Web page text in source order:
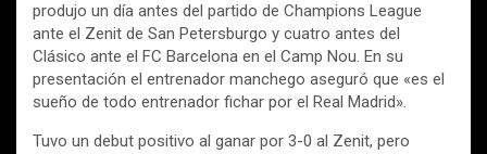
produjo un día antes del partido de Champions League
ante el Zenit de San Petersburgo y cuatro antes del
Clásico ante el FC Barcelona en el Camp Nou. En su
presentación el entrenador manchego aseguró que «es el
sueño de todo entrenador fichar por el Real Madrid».
Tuvo un debut positivo al ganar por 3-0 al Zenit, pero